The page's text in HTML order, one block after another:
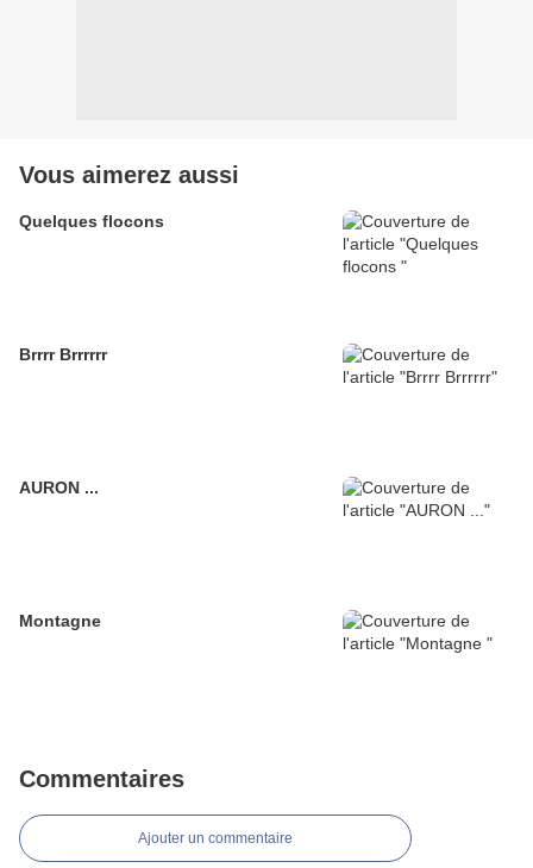
Vous aimerez aussi
Quelques flocons
Brrrr Brrrrrr
AURON ...
Montagne
Commentaires
Ajouter un commentaire